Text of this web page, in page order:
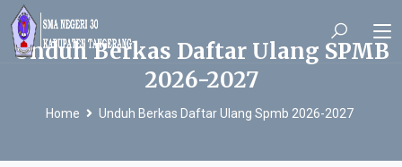
Unduh Berkas Daftar Ulang SPMB
2026-2027
Home Unduh Berkas Daftar Ulang Spmb 2026-2027